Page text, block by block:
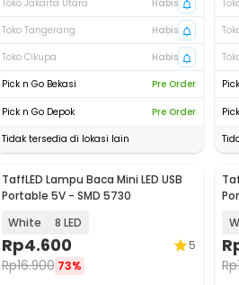
Toko Jakarta Utara
Habis
Toko Tangerang
Habis
Toko Cikupa
Habis
Pick n Go Bekasi
Pre Order
Pick n Go Depok
Pre Order
Tidak tersedia di lokasi lain
TaffLED Lampu Baca Mini LED USB
Portable 5V - SMD 5730
White
8 LED
Rp4.600
Rp16.900 73%
5
Rp